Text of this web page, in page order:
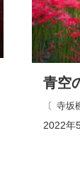
2022年
寺坂
青空